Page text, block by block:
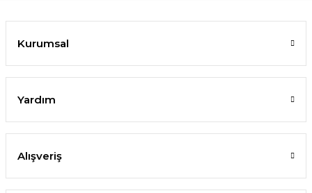
Kurumsal
Yardım
Alışveriş